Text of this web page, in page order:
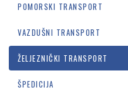
POMORSKI TRANSPORT
VAZDUŠNI TRANSPORT
ŽELJEZNIČKI TRANSPORT
ŠPEDICIJA